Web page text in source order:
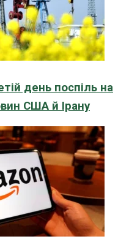
день поспіль на
США й Ірану